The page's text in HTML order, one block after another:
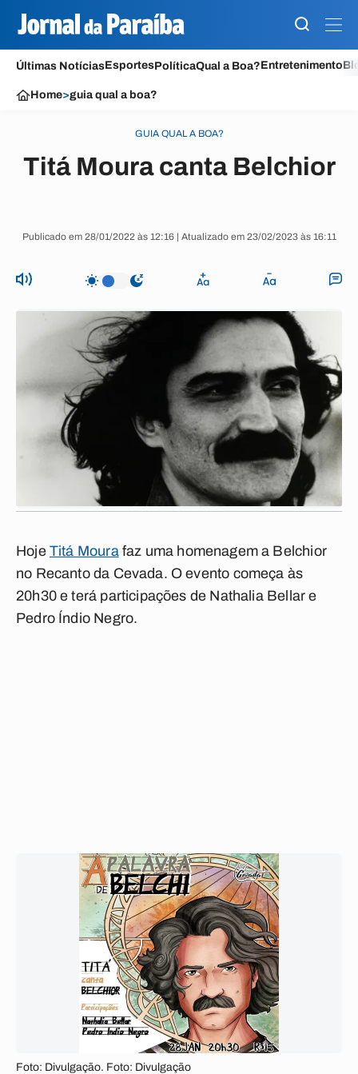
Últimas NotíciasEsportesPolíticaQual a Boa?Entretenimento
Home>guia qual a boa?
GUIA QUAL A BOA?
Titá Moura canta Belchior
Publicado em 28/01/2022 às 12:16 | Atualizado em 23/02/2023 às 16:11
Hoje Titá Mourafaz uma homenagem a Belchior
no Recanto da Cevada. O evento começa às
20h30 e terá participações de Nathalia Bellar e
Pedro Índio Negro.
Foto: Divulgação. Foto: Divulgação